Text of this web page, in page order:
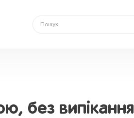
без випікання